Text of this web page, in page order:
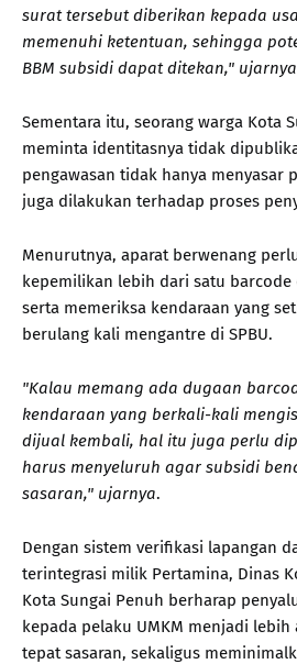
surat tersebut diberikan kepada
memenuhi ketentuan, sehingga
BBM subsidi dapat ditekan," ujarnya
Sementara itu, seorang warga Kota
meminta identitasnya tidak
pengawasan tidak hanya menyasar
juga dilakukan terhadap proses
Menurutnya, aparat berwenang
kepemilikan lebih dari satu
serta memeriksa kendaraan yang
berulang kali mengantre di SPBU.
"Kalau memang ada dugaan
kendaraan yang berkali-kali
dijual kembali, hal itu juga perlu
harus menyeluruh agar subsidi
sasaran," ujarnya.
Dengan sistem verifikasi lapangan
terintegrasi milik Pertamina, Dinas
Kota Sungai Penuh berharap
kepada pelaku UMKM menjadi
tepat sasaran, sekaligus